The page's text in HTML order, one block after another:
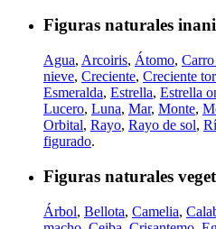
Figuras naturales
Agua, Arcoiris, Átomo,
nieve, Creciente, Creciente
Esmeralda, Estrella, Estrella
Lucero, Luna, Mar, Monte,
Orbital, Rayo, Rayo de sol,
figurado.
Figuras naturales
Árbol, Bellota, Camelia,